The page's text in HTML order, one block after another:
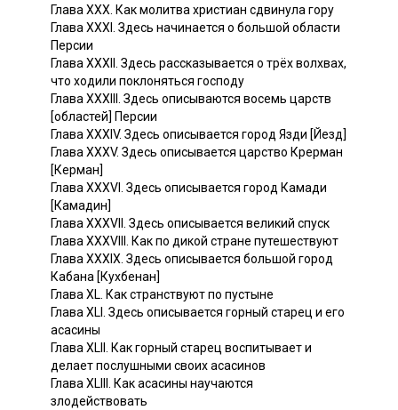
Глава XXX. Как молитва христиан сдвинула гору
Глава XXXI. Здесь начинается о большой области
Персии
Глава XXXII. Здесь рассказывается о трёх волхвах,
что ходили поклоняться господу
Глава XXXIII. Здесь описываются восемь царств
[областей] Персии
Глава XXXIV. Здесь описывается город Язди [Йезд]
Глава XXXV. Здесь описывается царство Крерман
[Керман]
Глава XXXVI. Здесь описывается город Камади
[Камадин]
Глава XXXVII. Здесь описывается великий спуск
Глава XXXVIII. Как по дикой стране путешествуют
Глава XXXIX. Здесь описывается большой город
Кабана [Кухбенан]
Глава XL. Как странствуют по пустыне
Глава XLI. Здесь описывается горный старец и его
асасины
Глава XLII. Как горный старец воспитывает и
делает послушными своих асасинов
Глава XLIII. Как асасины научаются
злодействовать